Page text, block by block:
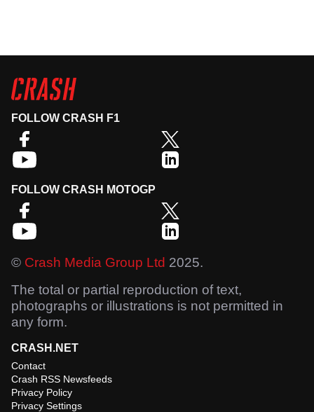
FOLLOW CRASH F1
FOLLOW CRASH MOTOGP
© Crash Media Group Ltd 2025.
The total or partial reproduction of text,
photographs or illustrations is not permitted in
any form.
CRASH.NET
Contact
Crash RSS Newsfeeds
Privacy Policy
Privacy Settings